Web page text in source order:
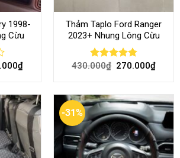
1998-
Cừu
₫
Thảm Taplo Ford Ranger
2023+ Nhung Lông Cừu
Rated 4.80
430.000₫ 270.000₫
-31%